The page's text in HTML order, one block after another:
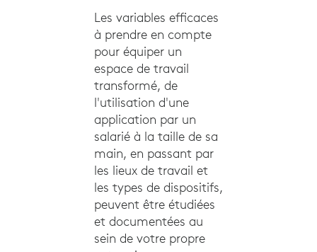
Les variables efficaces
à prendre en compte
pour équiper un
espace de travail
transformé, de
l'utilisation d'une
application par un
salarié à la taille de sa
main, en passant par
les lieux de travail et
les types de dispositifs,
peuvent être étudiées
et documentées au
sein de votre propre